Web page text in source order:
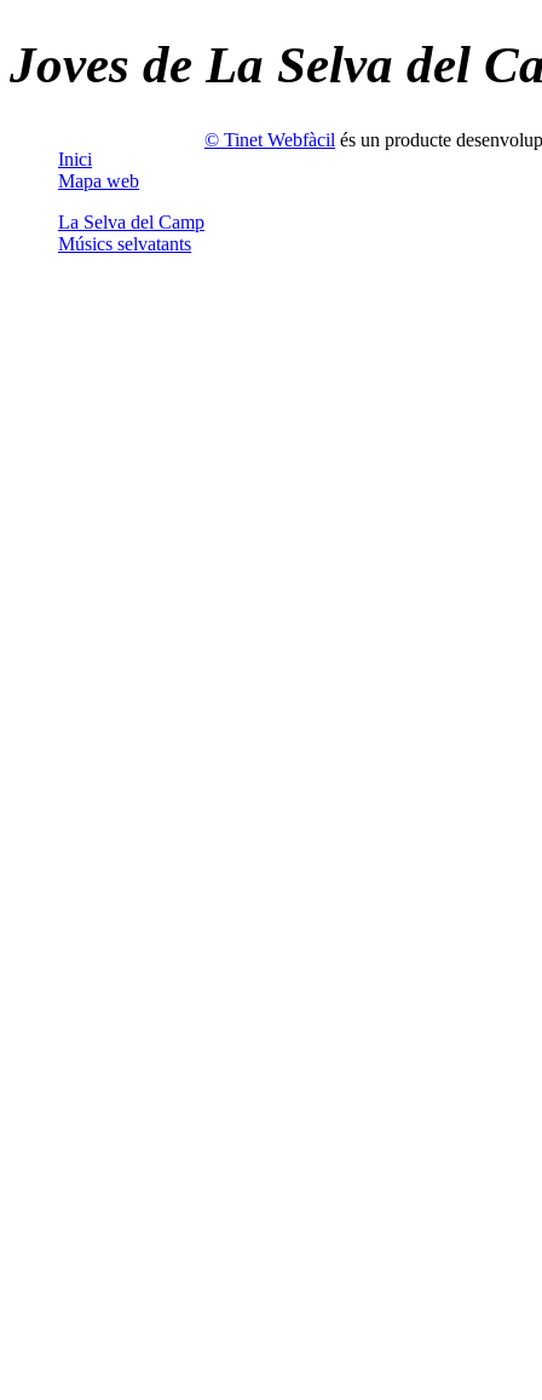
Joves de La Selva del
Inici
Mapa web
La Selva del Camp
Músics selvatants
© Tinet Webfàcil és un producte